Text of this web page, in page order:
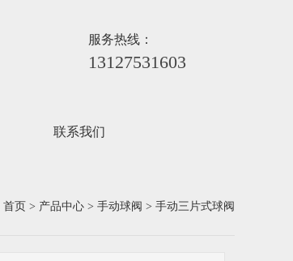
服务热线：
13127531603
联系我们
首页 > 产品中心 > 手动球阀 > 手动三片式球阀